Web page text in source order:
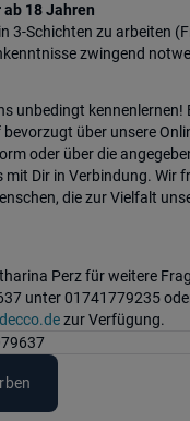
18 Jahren
3-Schichten zu arbeiten
zwingend
unbedingt kennenlernen!
bevorzugt über unsere
oder über die
mit Dir in Verbindung. Wir
die zur Vielfalt
Perz für weitere
unter 01741779235
zur Verfügung.